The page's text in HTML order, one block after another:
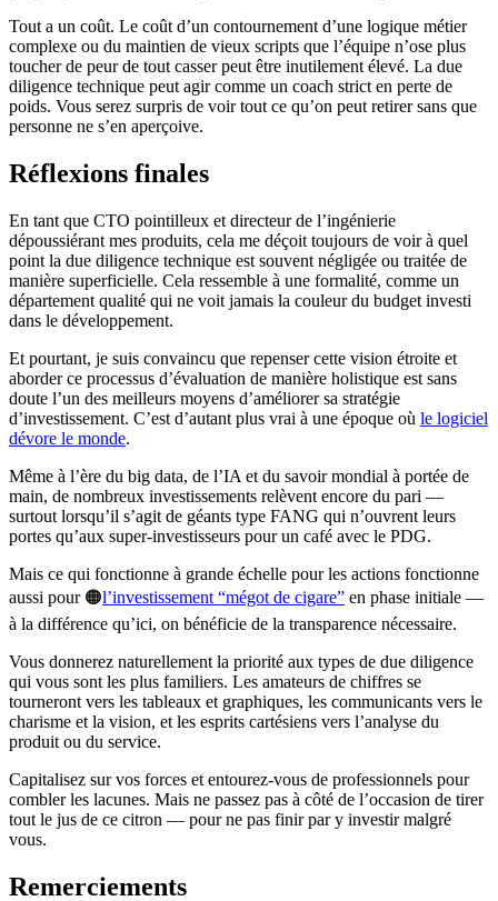
Tout a un coût. Le coût d’un contournement d’une logique métier
complexe ou du maintien de vieux scripts que l’équipe n’ose plus
toucher de peur de tout casser peut être inutilement élevé. La due
diligence technique peut agir comme un coach strict en perte de
poids. Vous serez surpris de voir tout ce qu’on peut retirer sans que
personne ne s’en aperçoive.
Réflexions finales
En tant que CTO pointilleux et directeur de l’ingénierie
dépoussiérant mes produits, cela me déçoit toujours de voir à quel
point la due diligence technique est souvent négligée ou traitée de
manière superficielle. Cela ressemble à une formalité, comme un
département qualité qui ne voit jamais la couleur du budget investi
dans le développement.
Et pourtant, je suis convaincu que repenser cette vision étroite et
aborder ce processus d’évaluation de manière holistique est sans
doute l’un des meilleurs moyens d’améliorer sa stratégie
d’investissement. C’est d’autant plus vrai à une époque où le logiciel
dévore le monde.
Même à l’ère du big data, de l’IA et du savoir mondial à portée de
main, de nombreux investissements relèvent encore du pari —
surtout lorsqu’il s’agit de géants type FANG qui n’ouvrent leurs
portes qu’aux super-investisseurs pour un café avec le PDG.
Mais ce qui fonctionne à grande échelle pour les actions fonctionne
aussi pour 🟠l’investissement “mégot de cigare” en phase initiale —
à la différence qu’ici, on bénéficie de la transparence nécessaire.
Vous donnerez naturellement la priorité aux types de due diligence
qui vous sont les plus familiers. Les amateurs de chiffres se
tourneront vers les tableaux et graphiques, les communicants vers le
charisme et la vision, et les esprits cartésiens vers l’analyse du
produit ou du service.
Capitalisez sur vos forces et entourez-vous de professionnels pour
combler les lacunes. Mais ne passez pas à côté de l’occasion de tirer
tout le jus de ce citron — pour ne pas finir par y investir malgré
vous.
Remerciements